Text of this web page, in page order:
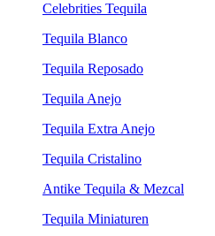
Celebrities Tequila
Tequila Blanco
Tequila Reposado
Tequila Anejo
Tequila Extra Anejo
Tequila Cristalino
Antike Tequila & Mezcal
Tequila Miniaturen